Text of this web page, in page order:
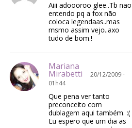
Aiii adoooroo glee..Tb nao
entendo pq a fox não
coloca legendaas..mas
msmo assim vejo..axo
tudo de bom.!
Mariana
Mirabetti
20/12/2009 -
01h44
Que pena ver tanto
preconceito com
dublagem aqui também. :(
Eu espero que um dia as